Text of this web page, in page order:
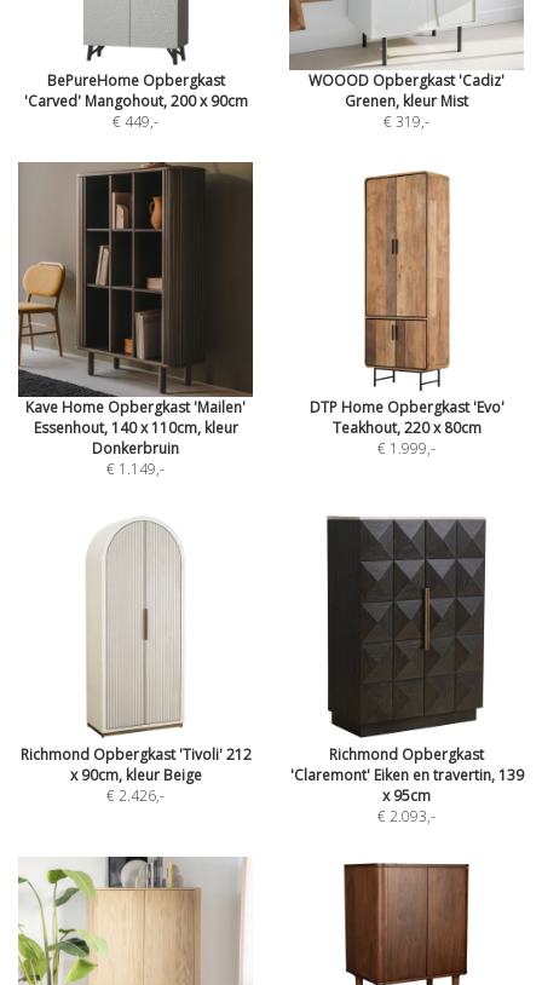
BePureHome Opbergkast
'Carved' Mangohout, 200 x 90cm
€ 449,-
WOOOD Opbergkast 'Cadiz'
Grenen, kleur Mist
€ 319,-
Kave Home Opbergkast 'Mailen'
Essenhout, 140 x 110cm, kleur
Donkerbruin
€ 1.149,-
DTP Home Opbergkast 'Evo'
Teakhout, 220 x 80cm
€ 1.999,-
Richmond Opbergkast 'Tivoli' 212
x 90cm, kleur Beige
€ 2.426,-
Richmond Opbergkast
'Claremont' Eiken en travertin, 139
x 95cm
€ 2.093,-